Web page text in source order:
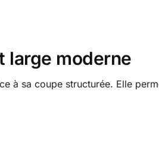
large moderne
à sa coupe structurée. Elle